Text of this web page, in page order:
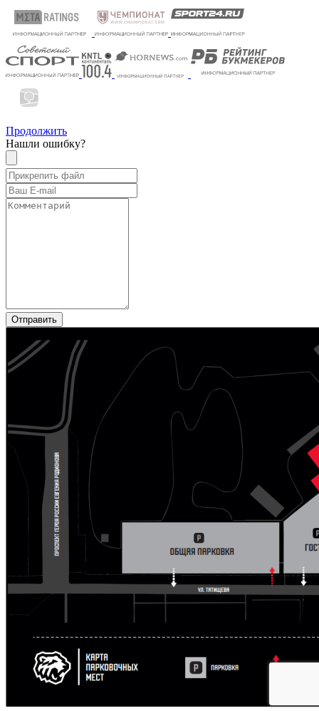
Продолжить
Нашли ошибку?